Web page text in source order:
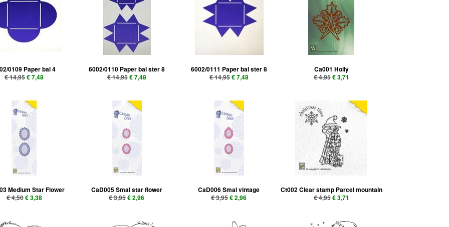
0109 Paper bal 4
€ 14,95€ 7,48
6002/0110 Paper bal ster 8
€ 14,95€ 7,48
6002/0111 Paper bal ster 8
€ 14,95€ 7,48
Ca001 Holly
€ 4,95€ 3,71
Medium Star Flower
€ 4,50€ 3,38
CaD005 Smal star flower
€ 3,95€ 2,96
CaD006 Smal vintage
€ 3,95€ 2,96
Ct002 Clear stamp Parcel mountain
€ 4,95€ 3,71